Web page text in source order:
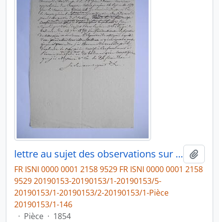
lettre au sujet des observations sur le compte général, le traitement du directeur et du professeur d’archéologie, mode à suivre à l’avenir dans la tenue de la comptabilité, de Victor Schnetz
FR ISNI 0000 0001 2158 9529 FR ISNI 0000 0001 2158
9529 20190153-20190153/1-20190153/5-
20190153/1-20190153/2-20190153/1-Pièce
20190153/1-146
· Pièce · 1854